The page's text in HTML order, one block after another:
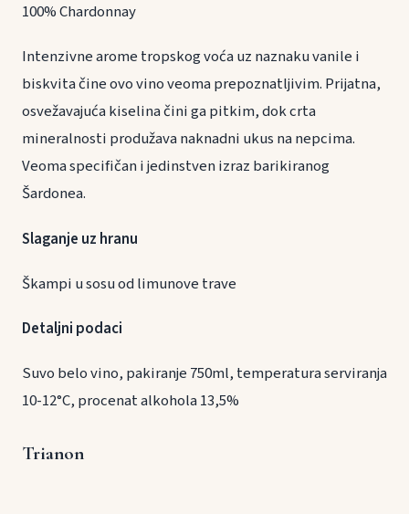
100% Chardonnay
Intenzivne arome tropskog voća uz naznaku vanile i
biskvita čine ovo vino veoma prepoznatljivim. Prijatna,
osvežavajuća kiselina čini ga pitkim, dok crta
mineralnosti produžava naknadni ukus na nepcima.
Veoma specifičan i jedinstven izraz barikiranog
Šardonea.
Slaganje uz hranu
Škampi u sosu od limunove trave
Detaljni podaci
Suvo belo vino, pakiranje 750ml, temperatura serviranja
10-12°C, procenat alkohola 13,5%
Trianon